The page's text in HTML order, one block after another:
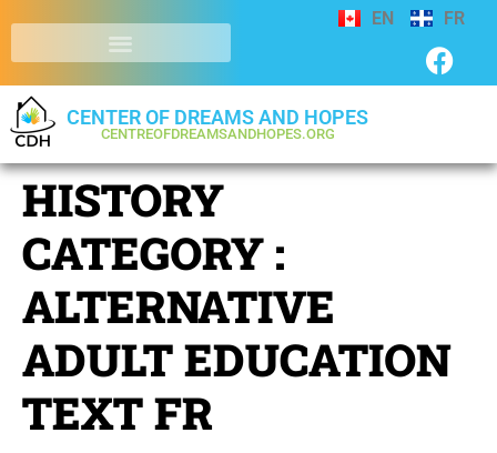
EN FR
CENTER OF DREAMS AND HOPES
CENTREOFDREAMSANDHOPES.ORG
HISTORY
CATEGORY :
ALTERNATIVE
ADULT EDUCATION
TEXT FR